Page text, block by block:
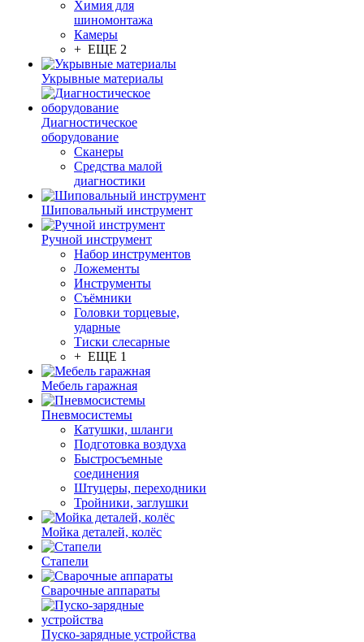
Химия для
шиномонтажа
Камеры
+ ЕЩЕ 2
Укрывные материалы
Диагностическое
оборудование
Сканеры
Средства малой
диагностики
Шиповальный инструмент
Ручной инструмент
Набор инструментов
Ложементы
Инструменты
Съёмники
Головки торцевые,
ударные
Тиски слесарные
+ ЕЩЕ 1
Мебель гаражная
Пневмосистемы
Катушки, шланги
Подготовка воздуха
Быстросъемные
соединения
Штуцеры, переходники
Тройники, заглушки
Мойка деталей, колёс
Стапели
Сварочные аппараты
Пуско-зарядные устройства